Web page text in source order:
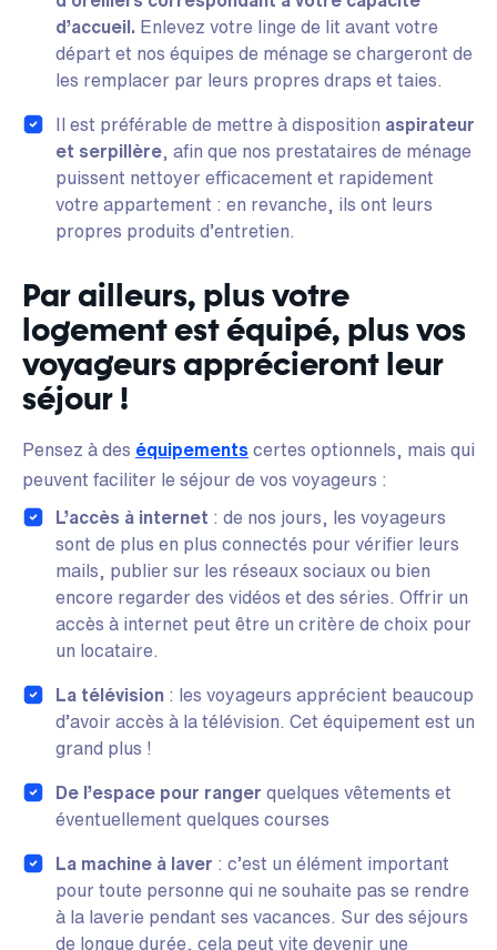
d’accueil. Enlevez votre linge de lit avant votre
départ et nos équipes de ménage se chargeront de
les remplacer par leurs propres draps et taies.
Il est préférable de mettre à disposition aspirateur
et serpillère , afin que nos prestataires de ménage
puissent nettoyer efficacement et rapidement
votre appartement : en revanche, ils ont leurs
propres produits d’entretien.
Par ailleurs, plus votre
logement est équipé, plus vos
voyageurs apprécieront leur
séjour !
Pensez à des équipements certes optionnels, mais qui
peuvent faciliter le séjour de vos voyageurs :
L’accès à internet : de nos jours, les voyageurs
sont de plus en plus connectés pour vérifier leurs
mails, publier sur les réseaux sociaux ou bien
encore regarder des vidéos et des séries. Offrir un
accès à internet peut être un critère de choix pour
un locataire.
La télévision : les voyageurs apprécient beaucoup
d’avoir accès à la télévision. Cet équipement est un
grand plus !
De l’espace pour ranger quelques vêtements et
éventuellement quelques courses
La machine à laver : c’est un élément important
pour toute personne qui ne souhaite pas se rendre
à la laverie pendant ses vacances. Sur des séjours
de longue durée, cela peut vite devenir une